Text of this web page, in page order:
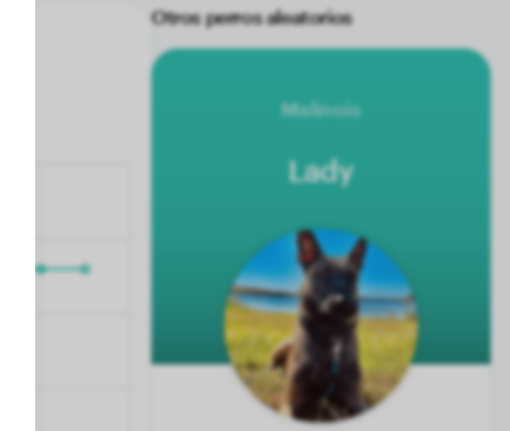
Otros perros aleatorios
Malinois
Lady